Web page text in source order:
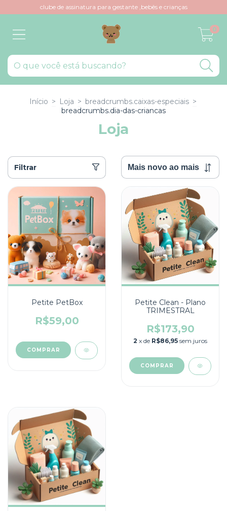
clube de assinatura para gestante ,bebês e crianças
0
Início > Loja > breadcrumbs.caixas-especiais >
breadcrumbs.dia-das-criancas
Loja
Filtrar
Petite PetBox
R$59,00
Petite Clean - Plano
TRIMESTRAL
R$173,90
2 x de R$86,95 sem juros